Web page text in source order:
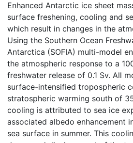
Enhanced Antarctic ice sheet
surface freshening, cooling and
which result in changes in the
Using the Southern Ocean
Antarctica (SOFIA) multi-model
the atmospheric response to a
freshwater release of 0.1 Sv. All
surface-intensified tropospheric
stratospheric warming south of
cooling is attributed to sea ice
associated albedo enhancement
sea surface in summer. This